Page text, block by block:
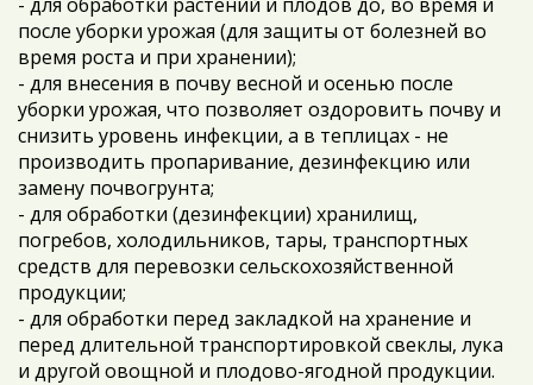
после уборки урожая (для защиты от болезней во
время роста и при хранении);
- для внесения в почву весной и осенью после
уборки урожая, что позволяет оздоровить почву и
снизить уровень инфекции, а в теплицах - не
производить пропаривание, дезинфекцию или
замену почвогрунта;
- для обработки (дезинфекции) хранилищ,
погребов, холодильников, тары, транспортных
средств для перевозки сельскохозяйственной
продукции;
- для обработки перед закладкой на хранение и
перед длительной транспортировкой свеклы, лука
и другой овощной и плодово-ягодной продукции.